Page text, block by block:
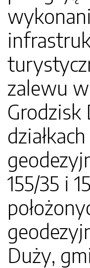
zalewu
Grodzisk
155/35 i
Duży,